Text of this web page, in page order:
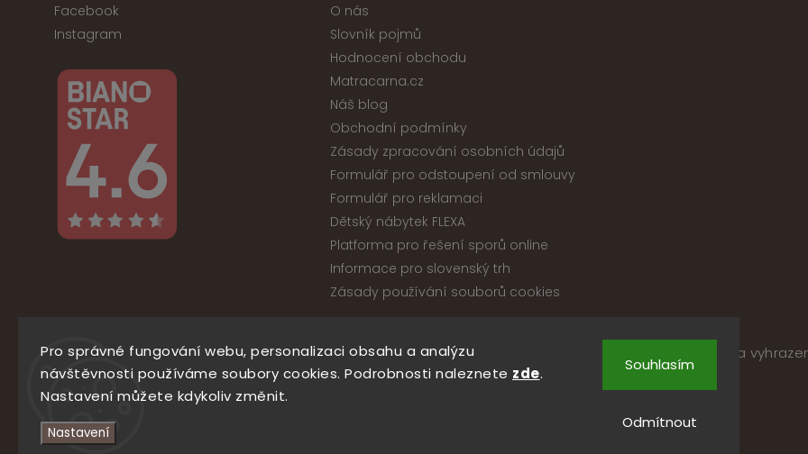
Pro správné fungování webu, personalizaci obsahu a analýzu
návštěvnosti používáme soubory cookies. Podrobnosti naleznete zde.
Nastavení můžete kdykoliv změnit.
Nastavení
Odmítnout
Souhlasím
Facebook
Instagram
O nás
Slovník pojmů
Hodnocení obchodu
Matracarna.cz
Náš blog
Obchodní podmínky
Zásady zpracování osobních údajů
Formulář pro odstoupení od smlouvy
Formulář pro reklamaci
Dětský nábytek FLEXA
Platforma pro řešení sporů online
Informace pro slovenský trh
Zásady používání souborů cookies
Copyright 2026
. Všechna práva
Upravit nastavení cookies
| DesignShoptak.cz
797